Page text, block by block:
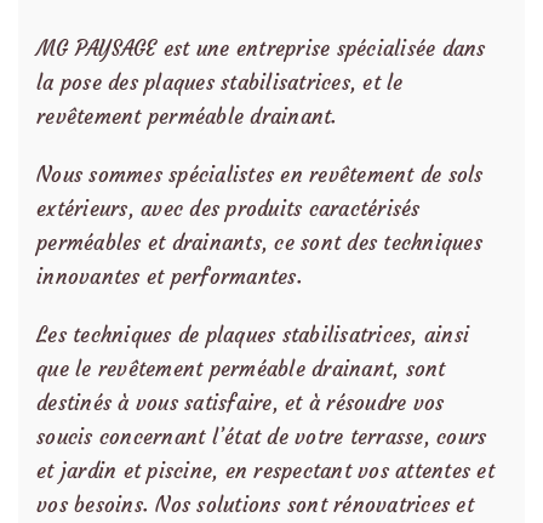
MG PAYSAGE est une entreprise spécialisée dans
la pose des plaques stabilisatrices, et le
revêtement perméable drainant.
Nous sommes spécialistes en revêtement de sols
extérieurs, avec des produits caractérisés
perméables et drainants, ce sont des techniques
innovantes et performantes.
Les techniques de plaques stabilisatrices, ainsi
que le revêtement perméable drainant, sont
destinés à vous satisfaire, et à résoudre vos
soucis concernant l’état de votre terrasse, cours
et jardin et piscine, en respectant vos attentes et
vos besoins. Nos solutions sont rénovatrices et